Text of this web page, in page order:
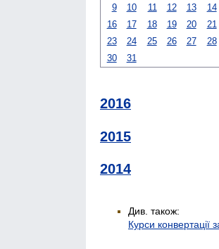
9
10 11 12 13 14
16
17 18 19 20 21
23
24 25 26 27 28
30
31
2016
2015
2014
Див. також:
Курси конвертації